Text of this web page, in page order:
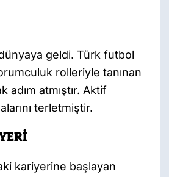
geldi. Türk futbol
rolleriyle tanınan
atmıştır. Aktif
terletmiştir.
kariyerine başlayan